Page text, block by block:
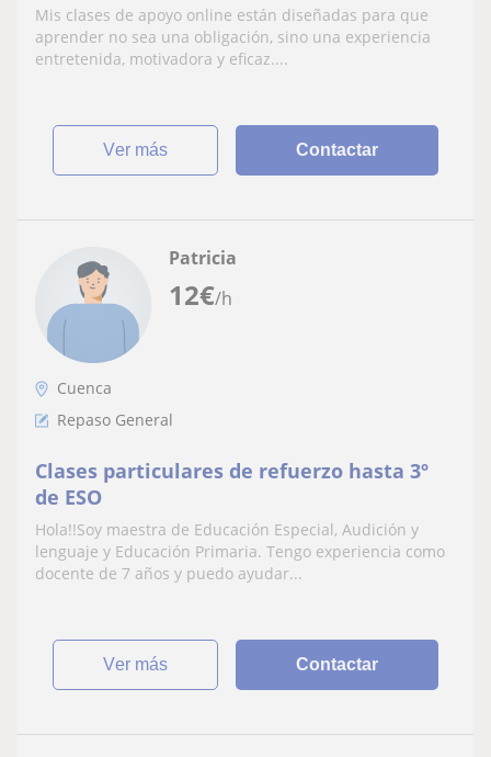
Mis clases de apoyo online están diseñadas para que
aprender no sea una obligación, sino una experiencia
entretenida, motivadora y eficaz....
ver más Contactar
12€/h
Patricia
Cuenca
Repaso General
Clases particulares de refuerzo hasta 3º
de ESO
Hola!!Soy maestra de Educación Especial, Audición y
lenguaje y Educación Primaria. Tengo experiencia como
docente de 7 años y puedo ayudar...
ver más Contactar